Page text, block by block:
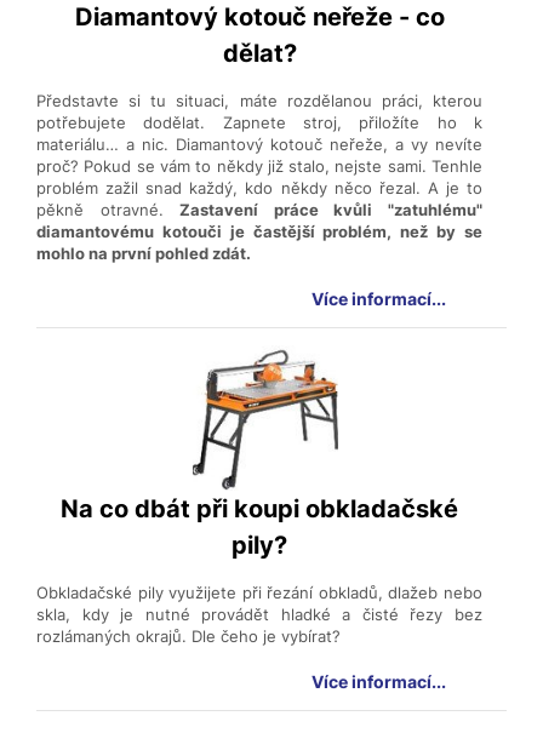
Diamantový kotouč neřeže - co
dělat?
Představte si tu situaci, máte rozdělanou práci, kterou
potřebujete dodělat. Zapnete stroj, přiložíte ho k
materiálu… a nic. Diamantový kotouč neřeže, a vy nevíte
proč? Pokud se vám to někdy již stalo, nejste sami. Tenhle
problém zažil snad každý, kdo někdy něco řezal. A je to
pěkně otravné.Zastavení práce kvůli "zatuhlému"
diamantovému kotouči je častější problém, než by se
mohlo na první pohled zdát.
Více informací...
Na co dbát při koupi obkladačské
pily?
Obkladačské pily využijete při řezání obkladů, dlažeb nebo
skla, kdy je nutné provádět hladké a čisté řezy bez
rozlámaných okrajů. Dle čeho je vybírat?
Více informací...